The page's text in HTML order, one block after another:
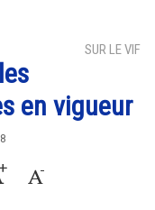
SUR LE VIF
en vigueur